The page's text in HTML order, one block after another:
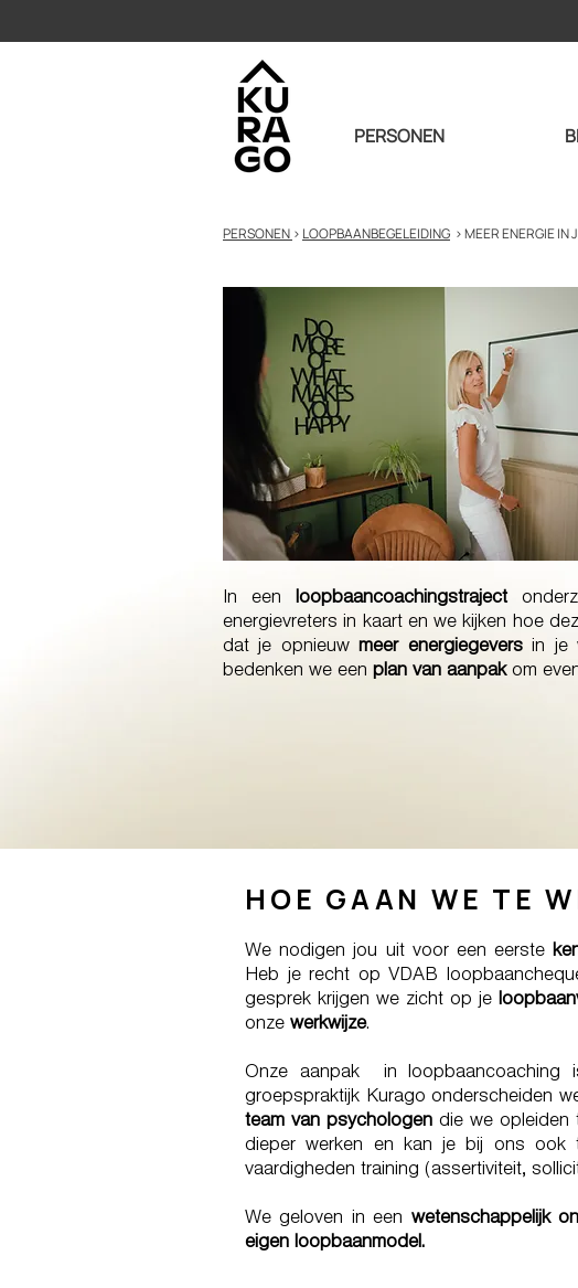
PERSONEN
PERSONEN > LOOPBAANBEGELEIDING > MEER ENERGIE IN
In eenloopbaancoachingstraject
energievreters in kaart en we kijken hoe
dat je opnieuwmeer energiegeversin je
bedenken we een plan van aanpakom
HOE GAAN WE TE
We nodigen jou uit voor een eerste
Heb je recht op VDAB
gesprek krijgen we zicht op je
onze werkwijze.
Onze aanpak in loopbaancoaching
groepspraktijk Kurago onderscheiden
team van psychologendie we opleiden
dieper werken en kan je bij ons ook
vaardigheden training (assertiviteit,
We geloven in een wetenschappelijk
eigen loopbaanmodel.